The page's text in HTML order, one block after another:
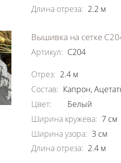
Длина отреза: 2.2 м
Вышивка на сетке
Артикул: С204
Характеристики
Отрез: 2.4 м
Состав: Капрон,
Цвет:
Белый
Ширина кружева: 7 см
Ширина узора: 3 см
Длина отреза: 2.4 м